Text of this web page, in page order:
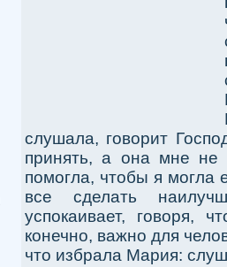
слушала, говорит
принять, а она мне не
помогла, чтобы я
все сделать
успокаивает, говоря,
конечно, важно для
что избрала Мария: